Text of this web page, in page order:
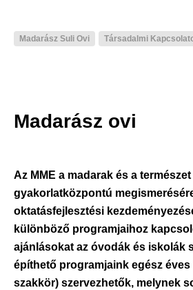
Madarász Suli Ovi Társadalmi
Madarász ovi
Az MME a madarak és a
gyakorlatközpontú
oktatásfejlesztési
különböző programjaihoz
ajánlásokat az óvodák és iskolák
építhető programjaink egész
szakkör) szervezhetők, melynek